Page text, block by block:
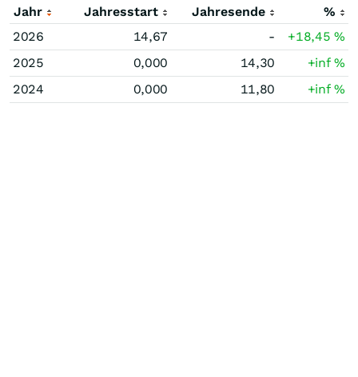
Jahr Jahresstart Jahresende
%
2026
14,67 - +18,45%
2025
0,000 14,30 +inf%
2024
0,000 11,80 +inf%